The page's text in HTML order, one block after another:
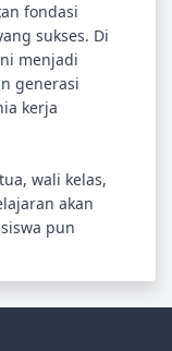
fondasi
sukses. Di
menjadi
generasi
kerja
wali kelas,
akan
pun